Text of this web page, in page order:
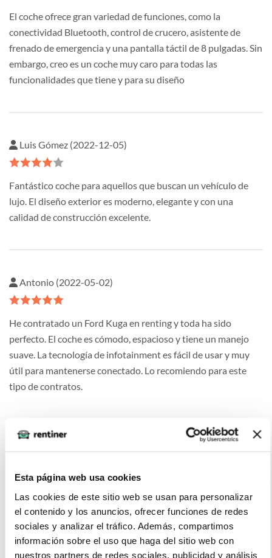
Esta página web usa cookies
Las cookies de este sitio web se usan para personalizar
el contenido y los anuncios, ofrecer funciones de redes
sociales y analizar el tráfico. Además, compartimos
información sobre el uso que haga del sitio web con
nuestros partners de redes sociales, publicidad y análisis
El coche ofrece gran variedad de funciones, como la
conectividad Bluetooth, control de crucero, asistente de
frenado de emergencia y una pantalla táctil de 8 pulgadas. Sin
embargo, creo es un coche muy caro para todas las
funcionalidades que tiene y para su diseño
Luis Gómez (2022-12-05)
Fantástico coche para aquellos que buscan un vehículo de
lujo. El diseño exterior es moderno, elegante y con una
calidad de construcción excelente.
Antonio (2022-05-02)
He contratado un Ford Kuga en renting y toda ha sido
perfecto. El coche es cómodo, espacioso y tiene un manejo
suave. La tecnología de infotainment es fácil de usar y muy
útil para mantenerse conectado. Lo recomiendo para este
tipo de contratos.
Carolina Pérez (2022-02-07)
El Ford Kuga es un fabuloso coche para aquellos que buscan
un vehículo con una relación calidad/precio excelente. El
diseño es moderno y elegante, con una gran cantidad de
características de seguridad para mantenerte seguro. El
interior es cómodo, con un buen espacio para los pasajeros y